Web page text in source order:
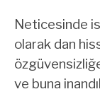
Neticesinde
olarak dan
ve buna